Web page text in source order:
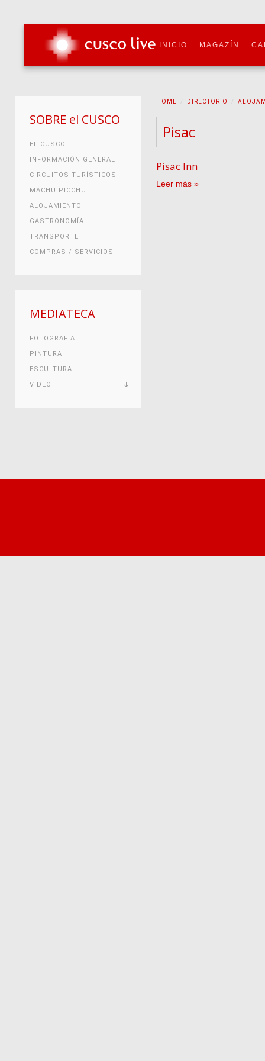
INICIO MAGAZÍN
HOME DIRECTORIO
Pisac
Pisac Inn
Leer más
SOBRE el CUSCO
EL CUSCO
INFORMACIÓN GENERAL
CIRCUITOS TURÍSTICOS
MACHU PICCHU
ALOJAMIENTO
GASTRONOMÍA
TRANSPORTE
COMPRAS / SERVICIOS
MEDIATECA
FOTOGRAFÍA
PINTURA
ESCULTURA
VIDEO